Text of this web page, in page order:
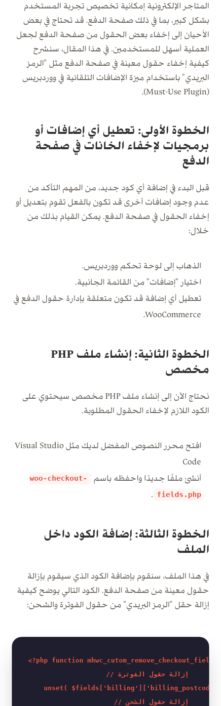
المتاجر الإلكترونية إمكانية تخصيص تجربة المستخدم
بشكل كبير، بما في ذلك صفحة الدفع. قد تحتاج في بعض
الأحيان إلى إخفاء بعض الحقول من صفحة الدفع لجعل
العملية أسهل للمستخدمين. في هذا المقال، سنشرح
كيفية إخفاء حقول معينة في صفحة الدفع مثل "الرمز
البريدي" باستخدام ميزة الإضافات التلقائية في ووردبريس
(Must-Use Plugin).
الخطوة الأولى: تعطيل أي إضافات أو
برمجيات لإخفاء الخانات في صفحة
الدفع
قبل البدء في إضافة أي كود جديد، من المهم التأكد من
عدم وجود إضافات أخرى قد تكون بالفعل تقوم بتعديل أو
إخفاء الحقول في صفحة الدفع. يمكن القيام بذلك من
خلال:
الذهاب إلى لوحة تحكم ووردبريس.
اختيار "إضافات" من القائمة الجانبية.
تعطيل أي إضافة قد تكون متعلقة بإدارة حقول الدفع في
WooCommerce.
الخطوة الثانية: إنشاء ملف PHP
مخصص
نحتاج الآن إلى إنشاء ملف PHP مخصص سيحتوي على
الكود اللازم لإخفاء الحقول المطلوبة.
افتح محرر النصوص المفضل لديك مثل Visual Studio
Code
أنشئ ملفًا جديدًا واحفظه باسم
woo-checkout-
fields.php
.
الخطوة الثالثة: إضافة الكود داخل
الملف
في هذا الملف، سنقوم بإضافة الكود الذي سيقوم بإزالة
حقول معينة من صفحة الدفع. الكود التالي يوضح كيفية
إزالة حقل "الرمز البريدي" من حقول الفوترة والشحن:
<?php function
    // إزالة حقول الفوترة
unset(
    // إزالة حقول الشحن